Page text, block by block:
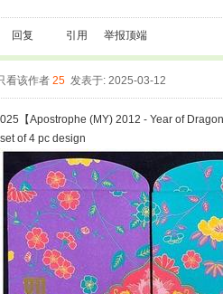
回复 引用 举报顶端
看该作者 25 发表于: 2025-03-12
025【Apostrophe (MY) 2012 - Year of
set of 4 pc design